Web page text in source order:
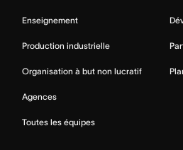
Enseignement
Production industrielle
Organisation à but non lucratif
Agences
Toutes les équipes